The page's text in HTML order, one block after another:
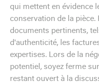
qui mettent en évidence
conservation de la pièce.
documents pertinents,
d'authenticité, les
expertises. Lors de la
potentiel, soyez ferme
restant ouvert à la